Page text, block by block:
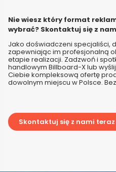
Nie wiesz który format
wybrać? Skontaktuj się z
Jako doświadczeni specjaliści,
zapewniając im profesjonalną
etapie realizacji. Zadzwoń i
handlowym Billboard-X lub
Ciebie kompleksową ofertę
dowolnym miejscu w Polsce.
Skontaktuj się z nami teraz